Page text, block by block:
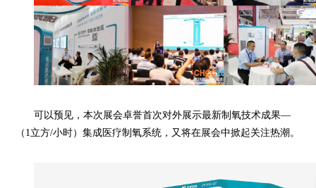
可以预见， 本次展会卓誉首次对外展示最新制氧技术成果—
（1立方/小时）集成医疗制氧系统， 又将在展会中掀起关注热潮。